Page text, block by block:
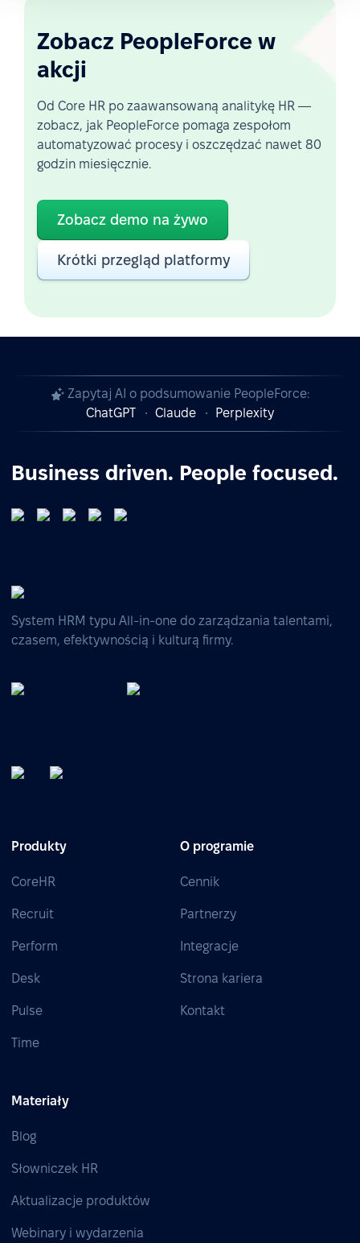
Zobacz PeopleForce w
akcji
Od Core HR po zaawansowaną analitykę HR —
zobacz, jak PeopleForce pomaga zespołom
automatyzować procesy i oszczędzać nawet 80
godzin miesięcznie.
Zobacz demo na żywo
Krótki przegląd platformy
Zapytaj AI o podsumowanie PeopleForce:
ChatGPT
Claude Perplexity
Business driven. People focused.
System HRM typu All-in-one do zarządzania talentami,
czasem, efektywnością i kulturą firmy.
Produkty
CoreHR
Recruit
Perform
Desk
Pulse
Time
O programie
Cennik
Partnerzy
Integracje
Strona kariera
Kontakt
Materiały
Blog
Słowniczek HR
Aktualizacje produktów
Webinary i wydarzenia